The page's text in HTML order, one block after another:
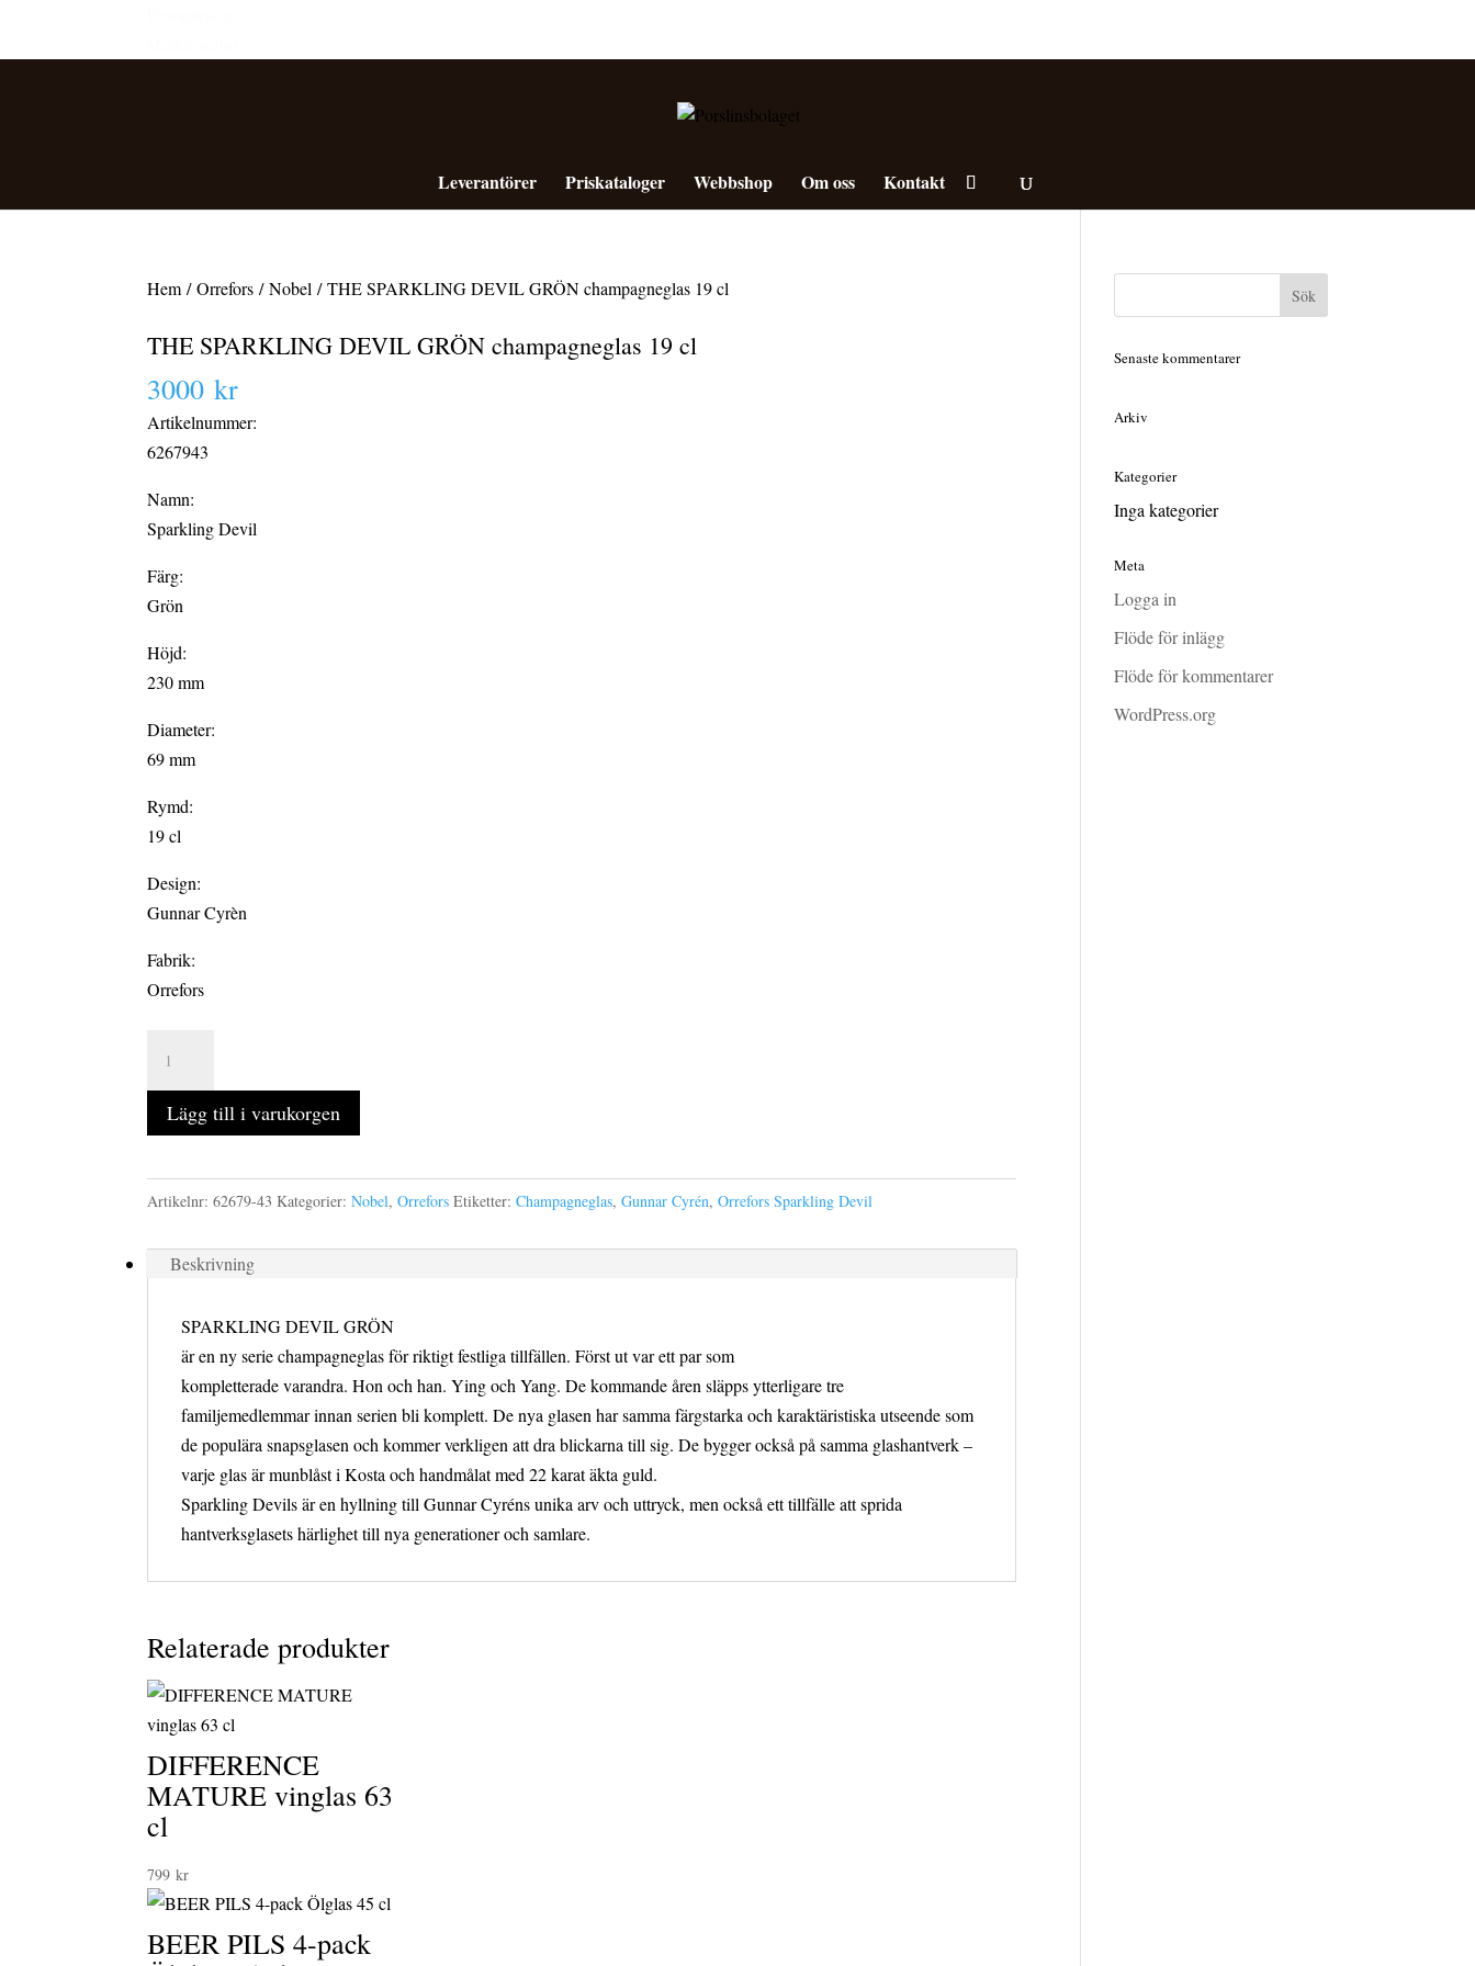
Leverantörer Priskataloger Webbshop Om oss Kontakt
Hem /Orrefors /Nobel / THE SPARKLING DEVIL GRÖN champagneglas 19 cl
THE SPARKLING DEVIL GRÖN champagneglas 19 cl
3000kr
Artikelnummer:
6267943
Namn:
Sparkling Devil
Färg:
Grön
Höjd:
230 mm
Diameter:
69 mm
Rymd:
19 cl
Design:
Gunnar Cyrèn
Fabrik:
Orrefors
SPARKLING
DEVIL
GRÖN
19
mängd
Lägg till i varukorgen
Artikelnr:62679-43 Kategorier:Nobel,Orrefors Etiketter:Champagneglas,Gunnar Cyrén,Orrefors Sparkling Devil
Beskrivning
SPARKLING DEVIL GRÖN
är en ny serie champagneglas för riktigt festliga tillfällen. Först ut var ett par som
kompletterade varandra. Hon och han. Ying och Yang. De kommande åren släpps ytterligare tre
familjemedlemmar innan serien bli komplett. De nya glasen har samma färgstarka och karaktäristiska utseende som
de populära snapsglasen och kommer verkligen att dra blickarna till sig. De bygger också på samma glashantverk –
varje glas är munblåst i Kosta och handmålat med 22 karat äkta guld.
Sparkling Devils är en hyllning till Gunnar Cyréns unika arv och uttryck, men också ett tillfälle att sprida
hantverksglasets härlighet till nya generationer och samlare.
Relaterade produkter
DIFFERENCE
MATURE vinglas 63
cl
799kr
BEER PILS 4-pack
Senaste kommentarer
Arkiv
Kategorier
Inga kategorier
Meta
Logga in
Flöde för inlägg
Flöde för kommentarer
WordPress.org